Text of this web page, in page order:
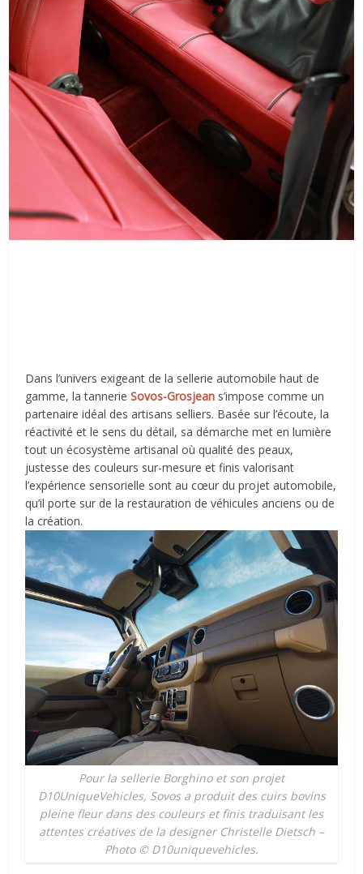
Dans l’univers exigeant de la sellerie automobile haut de
gamme, la tannerieSovos-Grosjean s’impose comme un
partenaire idéal des artisans selliers. Basée sur l’écoute, la
réactivité et le sens du détail, sa démarche met en lumière
tout un écosystème artisanal où qualité des peaux,
justesse des couleurs sur-mesure et finis valorisant
l’expérience sensorielle sont au cœur du projet automobile,
qu’il porte sur de la restauration de véhicules anciens ou de
la création.
Pour la sellerie Borghino et son projet
D10UniqueVehicles, Sovos a produit des cuirs bovins
pleine fleur dans des couleurs et finis traduisant les
attentes créatives de la designer Christelle Dietsch –
Photo © D10uniquevehicles.